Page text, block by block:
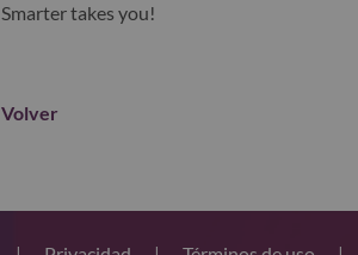
Smarter takes you!
Volver